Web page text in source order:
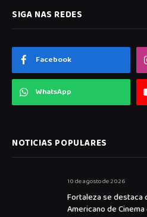
SIGA NAS REDES
Facebook
WhatsApp
NOTICIAS POPULARES
10 de agosto de 2026
Fortaleza se destaca
Americano de